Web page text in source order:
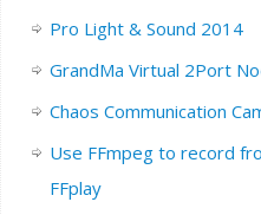
Pro Light & Sound 2014
GrandMa Virtual 2Port
Chaos Communication
Use FFmpeg to record
FFplay